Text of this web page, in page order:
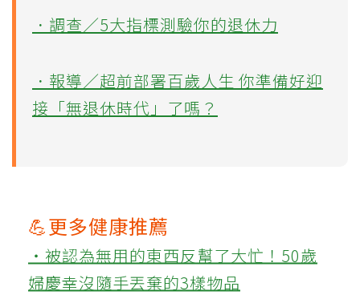
．調查／5大指標測驗你的退休力
．報導／超前部署百歲人生 你準備好迎
接「無退休時代」了嗎？
💪更多健康推薦
‧被認為無用的東西反幫了大忙！50歲
婦慶幸沒隨手丟棄的3樣物品